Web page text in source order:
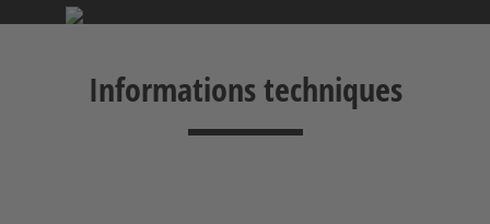
Informations techniques